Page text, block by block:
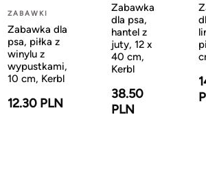
ZABAWKI
Zabawka dla
psa, piłka z
winylu z
wypustkami,
10 cm, Kerbl
12.30 PLN
Zabawka
dla psa,
hantel z
juty, 12 x
40 cm,
Kerbl
38.50
PLN